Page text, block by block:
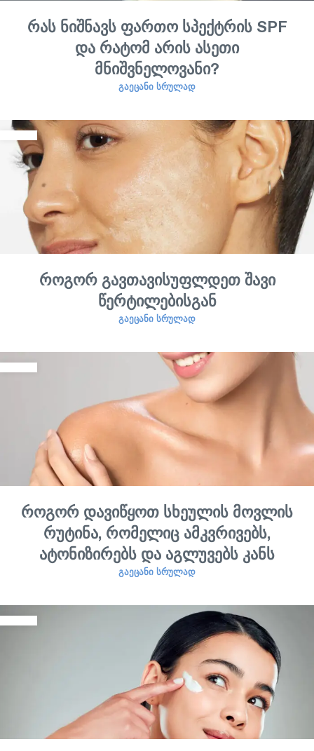
რას ნიშნავს ფართო სპექტრის SPF
და რატომ არის ასეთი
მნიშვნელოვანი?
ᲒᲐᲔᲪᲐᲜᲘ ᲡᲠᲣᲚᲐᲓ
როგორ გავთავისუფლდეთ შავი
წერტილებისგან
ᲒᲐᲔᲪᲐᲜᲘ ᲡᲠᲣᲚᲐᲓ
როგორ დავიწყოთ სხეულის მოვლის
რუტინა, რომელიც ამკვრივებს,
ატონიზირებს და აგლუვებს კანს
ᲒᲐᲔᲪᲐᲜᲘ ᲡᲠᲣᲚᲐᲓ